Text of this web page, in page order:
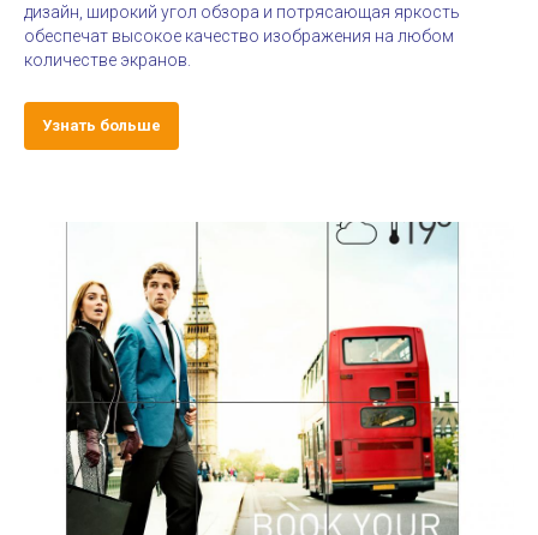
дизайн, широкий угол обзора и потрясающая яркость
обеспечат высокое качество изображения на любом
количестве экранов.
Узнать больше